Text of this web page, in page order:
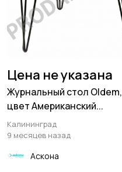
Цена не указана
Журнальный стол Oldem,
цвет Американский...
Калининград
9 месяцев назад
Аскона